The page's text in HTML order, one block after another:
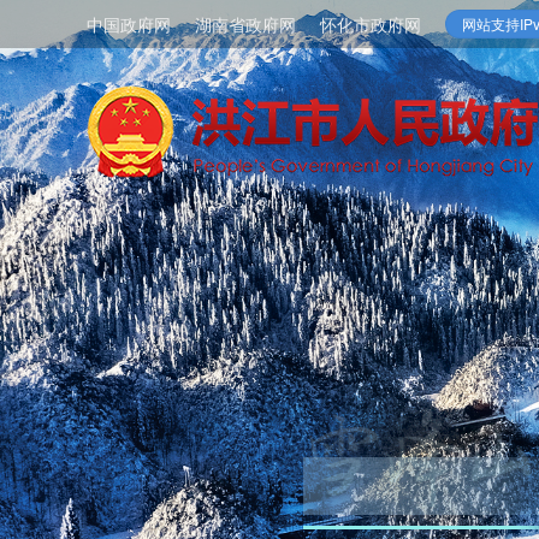
中国政府网 湖南省政府网 怀化市政府网 网站支持